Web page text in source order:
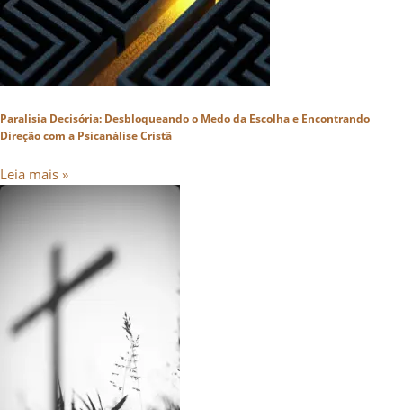
Paralisia Decisória: Desbloqueando o Medo da Escolha e Encontrando
Direção com a Psicanálise Cristã
Leia mais »